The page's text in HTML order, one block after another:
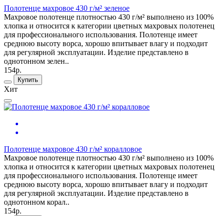
Полотенце махровое 430 г/м² зеленое
Махровое полотенце плотностью 430 г/м² выполнено из 100%
хлопка и относится к категории цветных махровых полотенец
для профессионального использования. Полотенце имеет
среднюю высоту ворса, хорошо впитывает влагу и подходит
для регулярной эксплуатации. Изделие представлено в
однотонном зелен..
154р.
Купить
Хит
Полотенце махровое 430 г/м² коралловое
Махровое полотенце плотностью 430 г/м² выполнено из 100%
хлопка и относится к категории цветных махровых полотенец
для профессионального использования. Полотенце имеет
среднюю высоту ворса, хорошо впитывает влагу и подходит
для регулярной эксплуатации. Изделие представлено в
однотонном корал..
154р.